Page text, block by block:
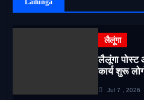
Lailunga
लैलूंगा
लैलूंगा पोस्ट
कार्य शुरू
Jul 7 , 2026